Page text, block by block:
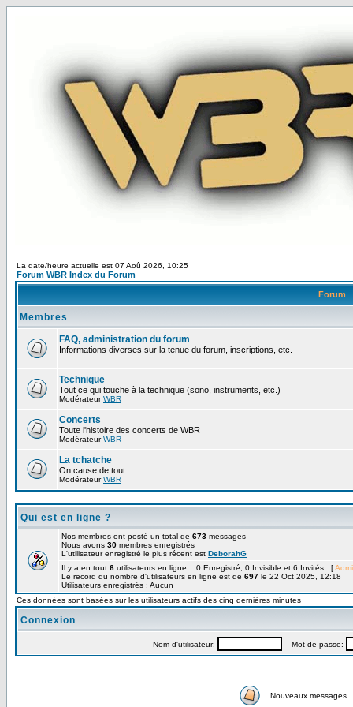
La date/heure actuelle est 07 Aoû 2026, 10:25
Forum WBR Index du Forum
Forum
Membres
FAQ, administration du forum
Informations diverses sur la tenue du forum, inscriptions, etc.
Technique
Tout ce qui touche à la technique (sono, instruments, etc.)
ModérateurWBR
Concerts
Toute l'histoire des concerts de WBR
ModérateurWBR
La tchatche
On cause de tout ...
ModérateurWBR
Qui est en ligne ?
Nos membres ont posté un total de 673 messages
Nous avons 30 membres enregistrés
L'utilisateur enregistré le plus récent est DeborahG
Il y a en tout 6 utilisateurs en ligne :: 0 Enregistré, 0 Invisible et 6 Invités [
Le record du nombre d'utilisateurs en ligne est de 697 le 22 Oct 2025, 12:18
Utilisateurs enregistrés : Aucun
Ces données sont basées sur les utilisateurs actifs des cinq dernières minutes
Connexion
Nom d'utilisateur: Mot de passe:
Nouveaux messages